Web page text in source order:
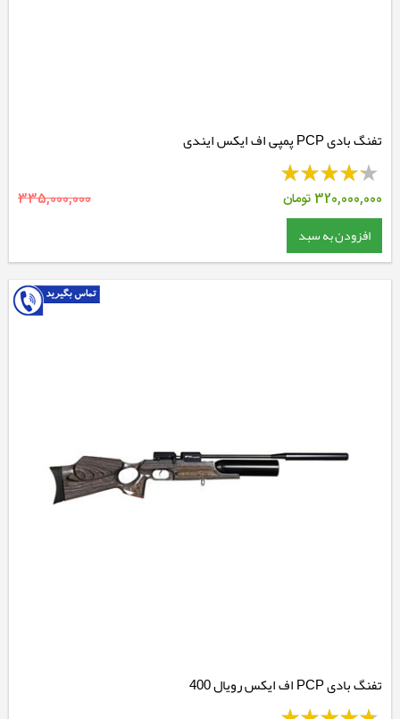
تفنگ بادی PCP پمپی اف ایکس ایندی
320,000,000تومان 335,000,000
افزودن به سبد
تفنگ بادی PCP اف ایکس رویال 400